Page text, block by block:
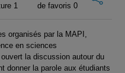
1
de favoris 0
s organisés par la MAPI,
en sciences
la discussion autour du
donner la parole aux étudiants